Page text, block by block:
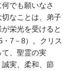
でも願いなさ
なことは、弟子
栄光を受けると
7－8）。クリス
、聖霊の実
誠実、柔和、節